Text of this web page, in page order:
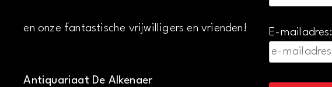
en onze fantastische vrijwilligers en vrienden!
Antiquariaat De Alkenaer
E-mailadres: